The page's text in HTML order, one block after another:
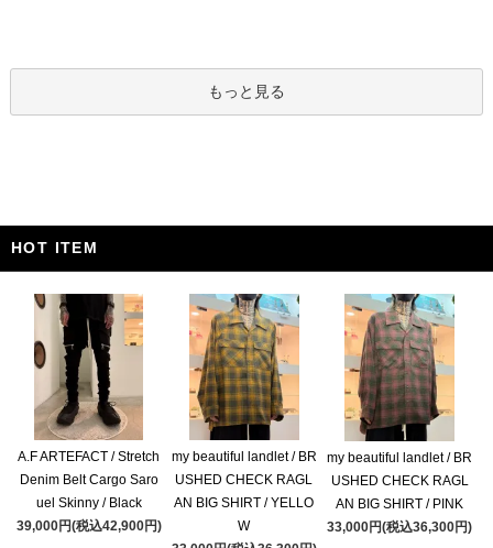
もっと見る
HOT ITEM
A.F ARTEFACT / Stretch
Denim Belt Cargo Saro
uel Skinny / Black
39,000円(税込42,900円)
my beautiful landlet / BR
USHED CHECK RAGL
AN BIG SHIRT / YELLO
W
my beautiful landlet / BR
USHED CHECK RAGL
AN BIG SHIRT / PINK
33,000円(税込36,300円)